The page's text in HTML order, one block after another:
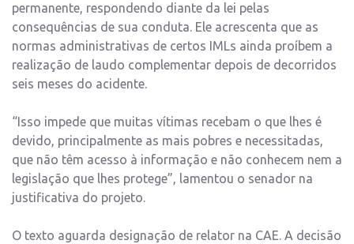
permanente, respondendo diante da lei pelas
consequências de sua conduta. Ele acrescenta que as
normas administrativas de certos IMLs ainda proíbem a
realização de laudo complementar depois de decorridos
seis meses do acidente.
“Isso impede que muitas vítimas recebam o que lhes é
devido, principalmente as mais pobres e necessitadas,
que não têm acesso à informação e não conhecem nem a
legislação que lhes protege”, lamentou o senador na
justificativa do projeto.
O texto aguarda designação de relator na CAE. A decisão